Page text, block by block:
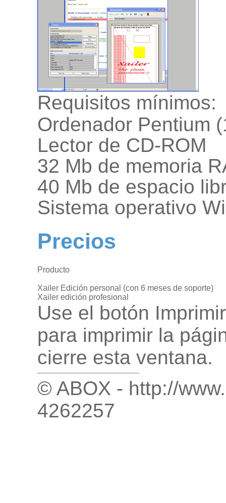
Requisitos mínimos:
Ordenador Pentium
Lector de CD-ROM
32 Mb de memoria
40 Mb de espacio
Sistema operativo
Precios
Producto
Xailer Edición personal (con 6 meses de soporte)
Xailer edición profesional
Use el botón
para imprimir la
cierre esta ventana.
© ABOX - http://
4262257